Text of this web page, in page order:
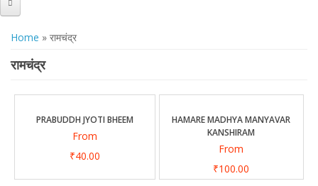
ABOUT US
You are here
Home » रामचंद्र
रामचंद्र
PRABUDDH JYOTI BHEEM
From
₹40.00
HAMARE MADHYA MANYAVAR
KANSHIRAM
From
₹100.00